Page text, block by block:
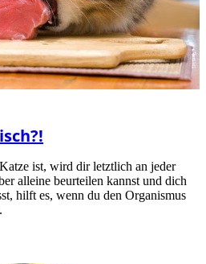
ist, wird dir letztlich an jeder
alleine beurteilen kannst und dich
hilft es, wenn du den Organismus